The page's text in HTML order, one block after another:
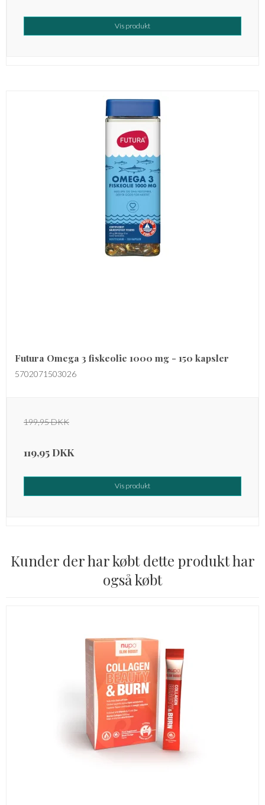
Vis produkt
Futura Omega 3 fiskeolie 1000 mg - 150 kapsler
5702071503026
199,95 DKK
119,95 DKK
Vis produkt
Kunder der har købt dette produkt har
også købt